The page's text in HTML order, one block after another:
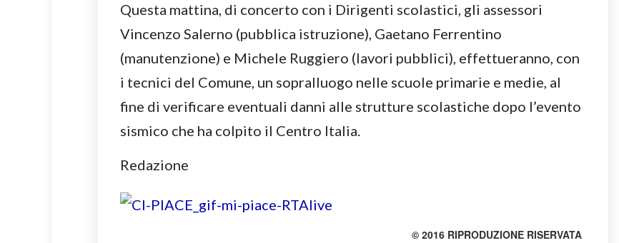
Questa mattina, di concerto con i Dirigenti scolastici, gli assessori
Vincenzo Salerno (pubblica istruzione), Gaetano Ferrentino
(manutenzione) e Michele Ruggiero (lavori pubblici), effettueranno, con
i tecnici del Comune, un sopralluogo nelle scuole primarie e medie, al
fine di verificare eventuali danni alle strutture scolastiche dopo l’evento
sismico che ha colpito il Centro Italia.
Redazione
© 2016 RIPRODUZIONE RISERVATA